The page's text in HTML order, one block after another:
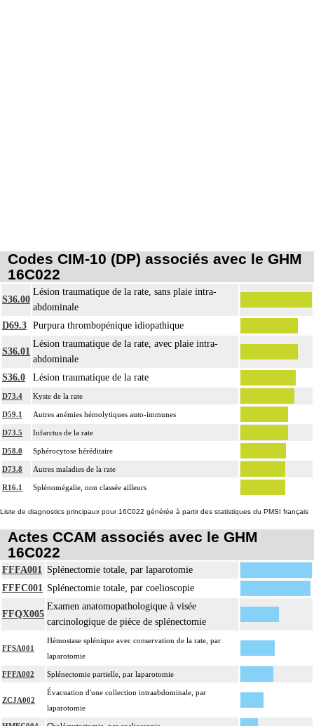
Codes CIM-10 (DP) associés avec le GHM
16C022
S36.00
Lésion traumatique de la rate, sans plaie intra-
abdominale
D69.3 Purpura thrombopénique idiopathique
S36.01
Lésion traumatique de la rate, avec plaie intra-
abdominale
S36.0
Lésion traumatique de la rate
D73.4 Kyste de la rate
D59.1 Autres anémies hémolytiques auto-immunes
D73.5 Infarctus de la rate
D58.0 Sphérocytose héréditaire
D73.8 Autres maladies de la rate
R16.1 Splénomégalie, non classée ailleurs
Liste de diagnostics principaux pour 16C022 générée à partir des statistiques du PMSI français
Actes CCAM associés avec le GHM
16C022
FFFA001 Splénectomie totale, par laparotomie
FFFC001 Splénectomie totale, par coelioscopie
FFQX005
Examen anatomopathologique à visée
carcinologique de pièce de splénectomie
FFSA001
Hémostase splénique avec conservation de la rate, par
laparotomie
FFFA002 Splénectomie partielle, par laparotomie
ZCJA002
Évacuation d'une collection intraabdominale, par
laparotomie